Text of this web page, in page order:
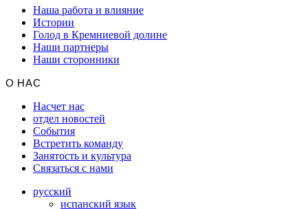
Наша работа и влияние
Истории
Голод в Кремниевой долине
Наши партнеры
Наши сторонники
О НАС
Насчет нас
отдел новостей
События
Встретить команду
Занятость и культура
Связаться с нами
русский
испанский язык